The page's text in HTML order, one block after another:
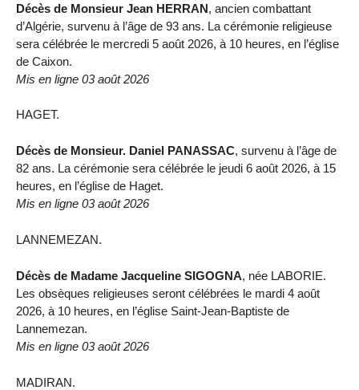
Décès de Monsieur Jean HERRAN, ancien combattant
d’Algérie, survenu à l’âge de 93 ans. La cérémonie religieuse
sera célébrée le mercredi 5 août 2026, à 10 heures, en l’église
de Caixon.
Mis en ligne 03 août 2026
HAGET.
Décès de Monsieur. Daniel PANASSAC, survenu à l’âge de
82 ans. La cérémonie sera célébrée le jeudi 6 août 2026, à 15
heures, en l’église de Haget.
Mis en ligne 03 août 2026
LANNEMEZAN.
Décès de Madame Jacqueline SIGOGNA, née LABORIE.
Les obsèques religieuses seront célébrées le mardi 4 août
2026, à 10 heures, en l’église Saint-Jean-Baptiste de
Lannemezan.
Mis en ligne 03 août 2026
MADIRAN.